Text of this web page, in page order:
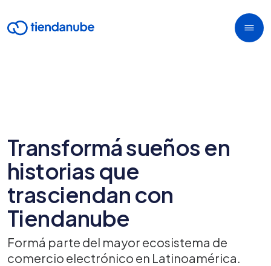
Transformá sueños en
historias que
trasciendan con
Tiendanube
Formá parte del mayor ecosistema de
comercio electrónico en Latinoamérica.